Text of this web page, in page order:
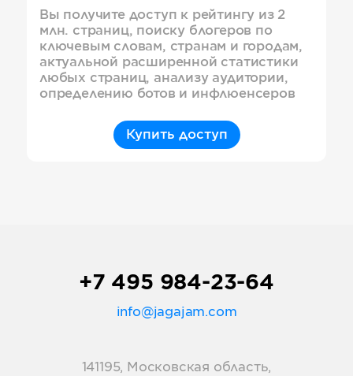
Вы получите доступ к рейтингу из 2
млн. страниц, поиску блогеров по
ключевым словам, странам и городам,
актуальной расширенной статистики
любых страниц, анализу аудитории,
определению ботов и инфлюенсеров
Купить доступ
+7 495 984-23-64
info@jagajam.com
141195, Московская область,